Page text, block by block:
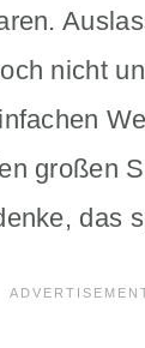
nicht
großen
das